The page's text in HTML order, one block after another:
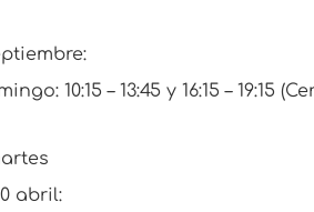
10:15 – 13:45 y 16:15 –
abril: